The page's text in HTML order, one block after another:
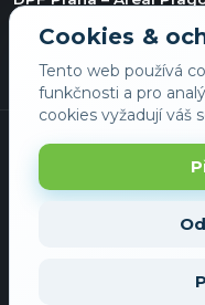
Jiřího ze Vtelna 1731/11
193 00 Praha
Cookies &
Tento web používá
funkčnosti a pro
cookies vyžadují váš